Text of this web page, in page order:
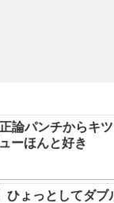
正論パンチからキ
ーほんと好き
ひょっとしてダ